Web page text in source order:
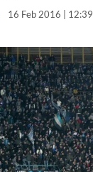
16 Feb 2016 | 12:39